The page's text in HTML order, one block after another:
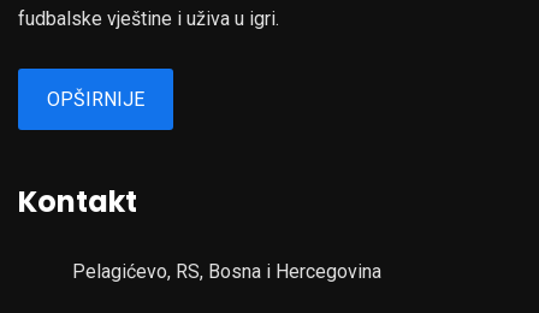
fudbalske vještine i uživa u igri.
OPŠIRNIJE
Kontakt
Pelagićevo, RS, Bosna i Hercegovina